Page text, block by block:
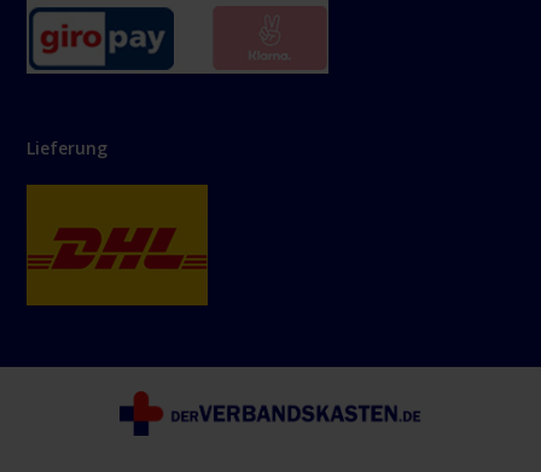
Lieferung